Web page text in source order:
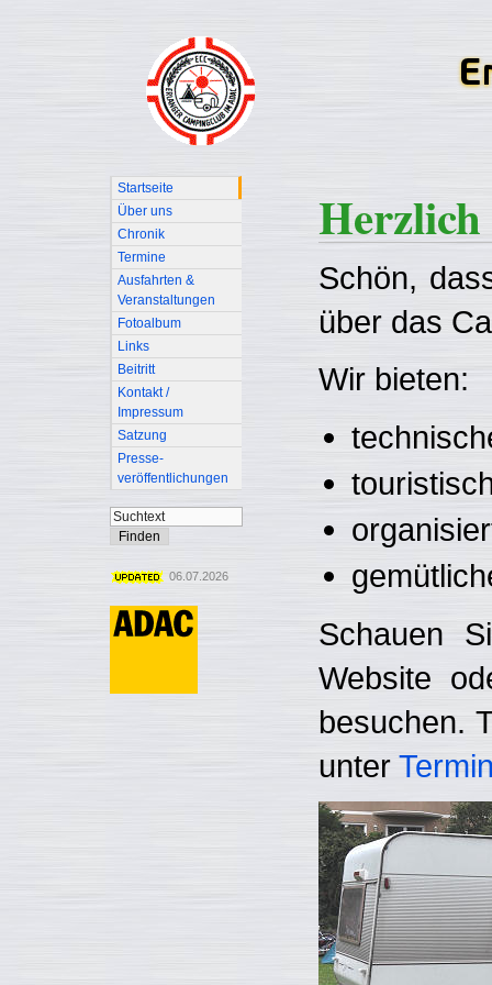
Schön,
über das
Wir bieten:
Schauen
Website
besuchen.
unter
Startseite
Über uns
Chronik
Termine
Ausfahrten &
Veranstaltungen
Fotoalbum
Links
Beitritt
Kontakt /
Impressum
Satzung
Presse-
veröffentlichungen
06.07.2026